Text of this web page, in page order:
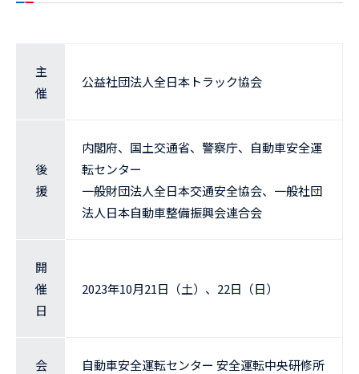
主
催
公益社団法人全日本トラック協会
後
援
内閣府、国土交通省、警察庁、自動車安全運
転センター
一般財団法人全日本交通安全協会、一般社団
法人日本自動車整備振興会連合会
開
催
日
2023年10月21日（土）、22日（日）
会
自動車安全運転センター 安全運転中央研修所